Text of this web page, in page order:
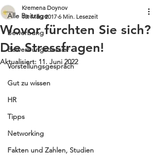
Alle Beiträge
Bewerbung
Bewerbungsdossier
Vorstellungsgespräch
Gut zu wissen
HR
Tipps
Networking
Fakten und Zahlen, Studien
Wovor fürchten Sie sich?
Die Stressfragen!
Kremena Doynov
10. März 2017 6 Min. Lesezeit
Aktualisiert: 11. Juni 2022